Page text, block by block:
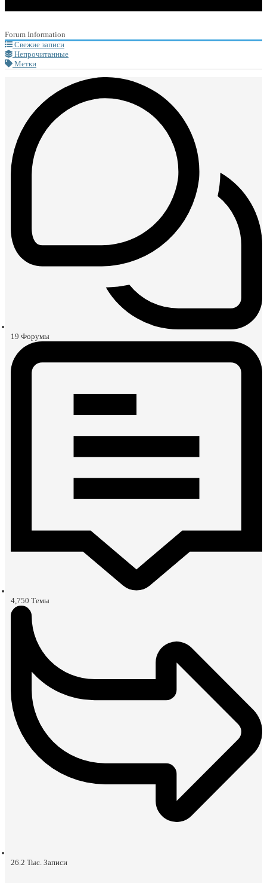
Forum Information
Свежие записи
Непрочитанные
Метки
19 Форумы
4,750 Темы
26.2 Тыс. Записи